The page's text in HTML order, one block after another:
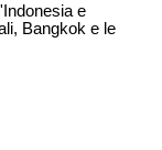
e
Bangkok e le